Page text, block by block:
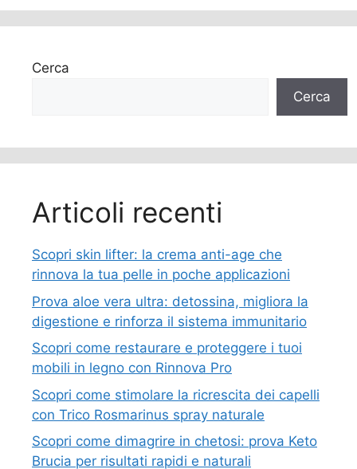
Cerca
Cerca
Articoli recenti
Scopri skin lifter: la crema anti-age che
rinnova la tua pelle in poche applicazioni
Prova aloe vera ultra: detossina, migliora la
digestione e rinforza il sistema immunitario
Scopri come restaurare e proteggere i tuoi
mobili in legno con Rinnova Pro
Scopri come stimolare la ricrescita dei capelli
con Trico Rosmarinus spray naturale
Scopri come dimagrire in chetosi: prova Keto
Brucia per risultati rapidi e naturali